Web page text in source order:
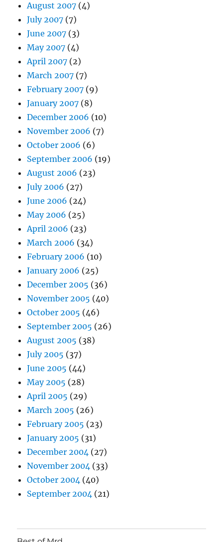
August 2007 (4)
July 2007 (7)
June 2007 (3)
May 2007 (4)
April 2007 (2)
March 2007 (7)
February 2007 (9)
January 2007 (8)
December 2006 (10)
November 2006 (7)
October 2006 (6)
September 2006 (19)
August 2006 (23)
July 2006 (27)
June 2006 (24)
May 2006 (25)
April 2006 (23)
March 2006 (34)
February 2006 (10)
January 2006 (25)
December 2005 (36)
November 2005 (40)
October 2005 (46)
September 2005 (26)
August 2005 (38)
July 2005 (37)
June 2005 (44)
May 2005 (28)
April 2005 (29)
March 2005 (26)
February 2005 (23)
January 2005 (31)
December 2004 (27)
November 2004 (33)
October 2004 (40)
September 2004 (21)